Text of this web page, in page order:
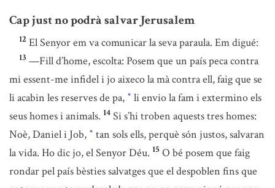
Cap just no podrà salvar Jerusalem
12 El Senyor em va comunicar la seva paraula. Em digué:
13 —Fill d’home, escolta: Posem que un país peca contra
mi essent-me infidel i jo aixeco la mà contra ell, faig que se
li acabin les reserves de pa, * li envio la fam i extermino els
seus homes i animals. 14 Si s’hi troben aquests tres homes:
Noè, Daniel i Job, * tan sols ells, perquè són justos, salvaran
la vida. Ho dic jo, el Senyor Déu. 15 O bé posem que faig
rondar pel país bèsties salvatges que el despoblen fins que